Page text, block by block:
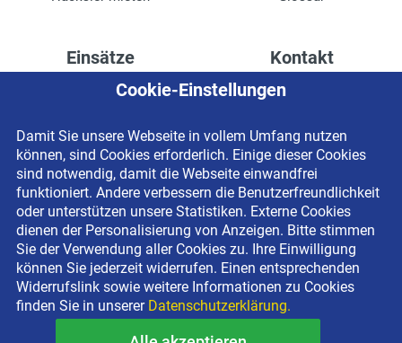
Einsätze
Höhenzugang für
Drainage verlegen
Fassadenreinigung
Terrasse anlegen
Ladenbau
Kontakt
Kontaktformular
Impressum
Datenschutzerklärung
Newsletter-Anmeldung
Cookie-Einstellungen
Damit Sie unsere Webseite in vollem Umfang nutzen
können, sind Cookies erforderlich. Einige dieser Cookies
sind notwendig, damit die Webseite einwandfrei
funktioniert. Andere verbessern die Benutzerfreundlichkeit
oder unterstützen unsere Statistiken. Externe Cookies
dienen der Personalisierung von Anzeigen. Bitte stimmen
Sie der Verwendung aller Cookies zu. Ihre Einwilligung
können Sie jederzeit widerrufen. Einen entsprechenden
Widerrufslink sowie weitere Informationen zu Cookies
finden Sie in unserer Datenschutzerklärung.